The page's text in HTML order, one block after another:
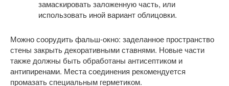
замаскировать заложенную часть, или
использовать иной вариант облицовки.
Можно соорудить фальш-окно: заделанное пространство
стены закрыть декоративными ставнями. Новые части
также должны быть обработаны антисептиком и
антипиренами. Места соединения рекомендуется
промазать специальным герметиком.